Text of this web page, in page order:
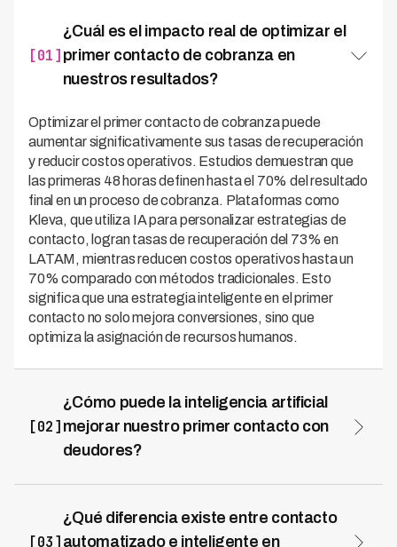
[01]
¿Cuál es el impacto real de optimizar el
primer contacto de cobranza en
nuestros resultados?
Optimizar el primer contacto de cobranza puede
aumentar significativamente sus tasas de recuperación
y reducir costos operativos. Estudios demuestran que
las primeras 48 horas definen hasta el 70% del resultado
final en un proceso de cobranza. Plataformas como
Kleva, que utiliza IA para personalizar estrategias de
contacto, logran tasas de recuperación del 73% en
LATAM, mientras reducen costos operativos hasta un
70% comparado con métodos tradicionales. Esto
significa que una estrategia inteligente en el primer
contacto no solo mejora conversiones, sino que
optimiza la asignación de recursos humanos.
[02]
¿Cómo puede la inteligencia artificial
mejorar nuestro primer contacto con
deudores?
contacto y mejor canal de comunicación para maximizar
respuesta. Los sistemas de IA como Kleva procesan
[03]
¿Qué diferencia existe entre contacto
automatizado e inteligente en